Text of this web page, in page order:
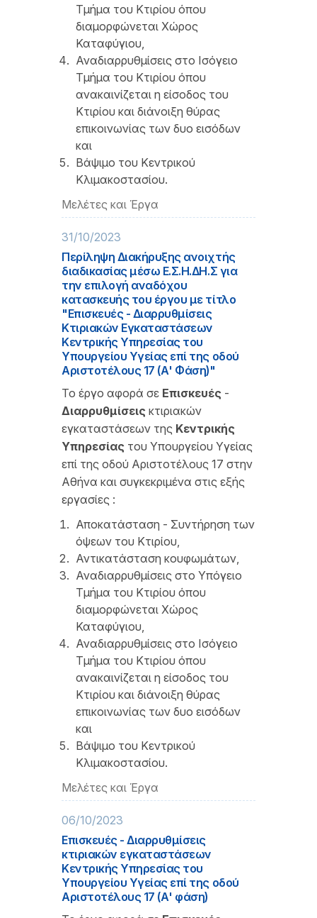
Τμήμα του Κτιρίου όπου
διαμορφώνεται Χώρος
Καταφύγιου,
Αναδιαρρυθμίσεις στο Ισόγειο
Τμήμα του Κτιρίου όπου
ανακαινίζεται η είσοδος του
Κτιρίου και διάνοιξη θύρας
επικοινωνίας των δυο εισόδων
και
Βάψιμο του Κεντρικού
Κλιμακοστασίου.
Μελέτες και Έργα
31/10/2023
Περίληψη Διακήρυξης ανοιχτής
διαδικασίας μέσω Ε.Σ.Η.ΔΗ.Σ για
την επιλογή αναδόχου
κατασκευής του έργου με τίτλο
"Επισκευές - Διαρρυθμίσεις
Κτιριακών Εγκαταστάσεων
Κεντρικής Υπηρεσίας του
Υπουργείου Υγείας επί της οδού
Αριστοτέλους 17 (Α' Φάση)"
Το έργο αφορά σε Επισκευές -
Διαρρυθμίσεις κτιριακών
εγκαταστάσεων της Κεντρικής
Υπηρεσίας του Υπουργείου Υγείας
επί της οδού Αριστοτέλους 17 στην
Αθήνα και συγκεκριμένα στις εξής
εργασίες :
Αποκατάσταση - Συντήρηση των
όψεων του Κτιρίου,
Αντικατάσταση κουφωμάτων,
Αναδιαρρυθμίσεις στο Υπόγειο
Τμήμα του Κτιρίου όπου
διαμορφώνεται Χώρος
Καταφύγιου,
Αναδιαρρυθμίσεις στο Ισόγειο
Τμήμα του Κτιρίου όπου
ανακαινίζεται η είσοδος του
Κτιρίου και διάνοιξη θύρας
επικοινωνίας των δυο εισόδων
και
Βάψιμο του Κεντρικού
Κλιμακοστασίου.
Μελέτες και Έργα
06/10/2023
Επισκευές - Διαρρυθμίσεις
κτιριακών εγκαταστάσεων
Κεντρικής Υπηρεσίας του
Υπουργείου Υγείας επί της οδού
Αριστοτέλους 17 (Α' φάση)